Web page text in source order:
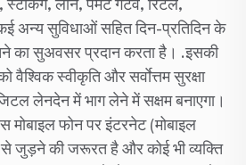
स्टेकिंग, लोन, पेमेंट गेटवे, रिटेल,
अन्य सुविधाओं सहित दिन-प्रतिदिन के
का सुअवसर प्रदान करता है। .इसकी
वैश्विक स्वीकृति और सर्वाेत्तम सुरक्षा
लेनदेन में भाग लेने में सक्षम बनाएगा।
मोबाइल फोन पर इंटरनेट (मोबाइल
जुड़ने की जरूरत है और कोई भी व्यक्ति